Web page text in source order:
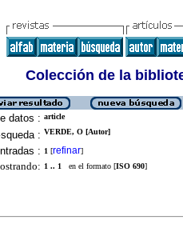
Colección de la
datos : article
: VERDE, O [Autor]
: 1 [refinar]
1 .. 1 en el formato [ISO 690]